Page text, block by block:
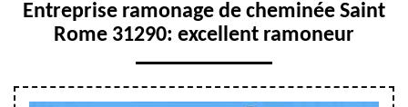
Entreprise ramonage de cheminée Saint
Rome 31290: excellent ramoneur